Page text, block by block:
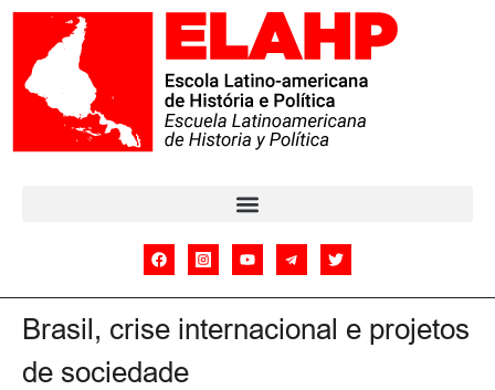
Brasil, crise internacional e projetos
de sociedade